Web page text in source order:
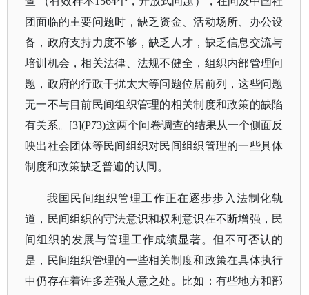
团面临的主要问题时，缺乏资金、活动场所、办公设
备，政府支持力度不够，缺乏人才，缺乏信息交流与
培训机会，相关法律、法规不健全，组织内部管理问
题，政府的行政干扰太大等问题位居前列，这些问题
无一不与目前民间组织管理的相关制度和政策的缺陷
有关系。[3](P73)这两个问卷调查的结果从一个侧面反
映出社会团体等民间组织对民间组织管理的一些具体
制度和政策缺乏普遍的认同。
我国民间组织管理工作正在逐步步入法制化轨
道，民间组织的守法意识和权利意识在不断增强，民
间组织的发展与管理工作成绩显著。但不可否认的
是，民间组织管理的一些相关制度和政策在具体执行
中仍存在着许多差强人意之处。比如：有些地方和部